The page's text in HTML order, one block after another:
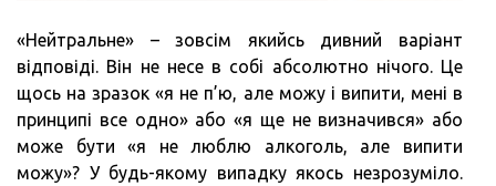
«Нейтральне» – зовсім якийсь дивний варіант
відповіді. Він не несе в собі абсолютно нічого. Це
щось на зразок «я не п’ю, але можу і випити, мені в
принципі все одно» або «я ще не визначився» або
може бути «я не люблю алкоголь, але випити
можу»? У будь-якому випадку якось незрозуміло.